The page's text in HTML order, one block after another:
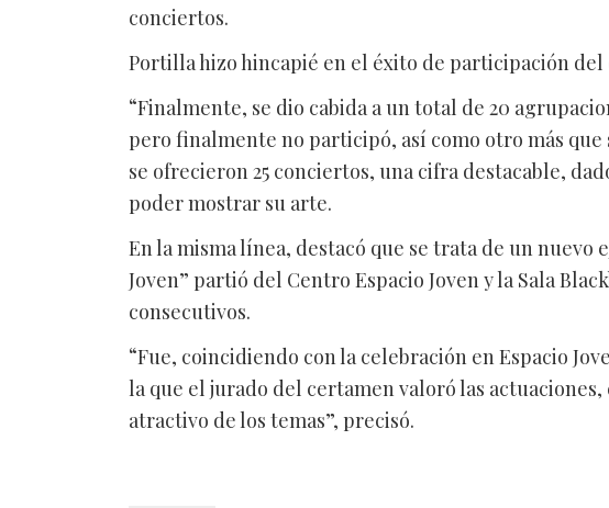
conciertos.
Portilla hizo hincapié en el éxito de participación
“Finalmente, se dio cabida a un total de 20
pero finalmente no participó, así como otro más
se ofrecieron 25 conciertos, una cifra destacable,
poder mostrar su arte.
En la misma línea, destacó que se trata de un
Joven” partió del Centro Espacio Joven y la Sala
consecutivos.
“Fue, coincidiendo con la celebración en Espacio
la que el jurado del certamen valoró las
atractivo de los temas”, precisó.